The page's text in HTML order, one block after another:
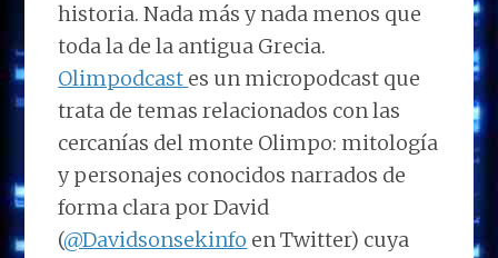
historia. Nada más y nada menos que
toda la de la antigua Grecia.
Olimpodcast es un micropodcast que
trata de temas relacionados con las
cercanías del monte Olimpo: mitología
y personajes conocidos narrados de
forma clara por David
(@Davidsonsekinfo en Twitter) cuya